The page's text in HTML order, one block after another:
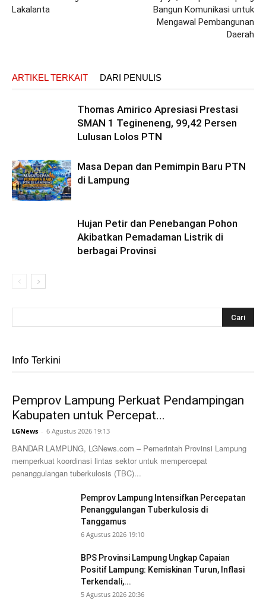
Lakalanta
Bangun Komunikasi untuk
Mengawal Pembangunan
Daerah
ARTIKEL TERKAIT DARI PENULIS
Thomas Amirico Apresiasi Prestasi
SMAN 1 Tegineneng, 99,42 Persen
Lulusan Lolos PTN
Masa Depan dan Pemimpin Baru PTN
di Lampung
Hujan Petir dan Penebangan Pohon
Akibatkan Pemadaman Listrik di
berbagai Provinsi
Info Terkini
Pemprov Lampung Perkuat Pendampingan
Kabupaten untuk Percepat...
LGNews - 6 Agustus 2026 19:13
BANDAR LAMPUNG, LGNews.com – Pemerintah Provinsi Lampung
memperkuat koordinasi lintas sektor untuk mempercepat
penanggulangan tuberkulosis (TBC)...
Pemprov Lampung Intensifkan Percepatan
Penanggulangan Tuberkulosis di
Tanggamus
6 Agustus 2026 19:10
BPS Provinsi Lampung Ungkap Capaian
Positif Lampung: Kemiskinan Turun, Inflasi
Terkendali,...
5 Agustus 2026 20:36